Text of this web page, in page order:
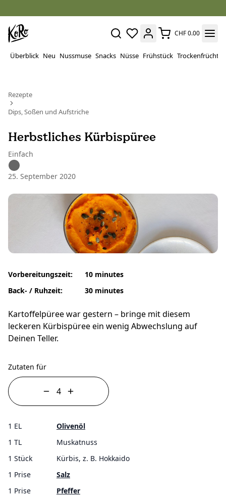
CHF 0.00
Überblick Neu Nussmuse Snacks Nüsse Frühstück Trockenfrüchte
Rezepte
Dips, Soßen und Aufstriche
Herbstliches Kürbispüree
Einfach
25. September 2020
Vorbereitungszeit:
Back- / Ruhzeit:
10 minutes
30 minutes
Kartoffelpüree war gestern – bringe mit diesem
leckeren Kürbispüree ein wenig Abwechslung auf
Deinen Teller.
Zutaten für
1 EL
Olivenöl
1 TL
Muskatnuss
1 Stück
Kürbis, z. B. Hokkaido
1 Prise
Salz
1 Prise
Pfeffer